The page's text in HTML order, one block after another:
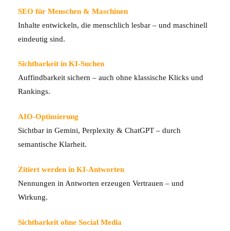
SEO für Menschen & Maschinen
Inhalte entwickeln, die menschlich lesbar – und maschinell
eindeutig sind.
Sichtbarkeit in KI-Suchen
Auffindbarkeit sichern – auch ohne klassische Klicks und
Rankings.
AIO-Optimierung
Sichtbar in Gemini, Perplexity & ChatGPT – durch
semantische Klarheit.
Zitiert werden in KI-Antworten
Nennungen in Antworten erzeugen Vertrauen – und
Wirkung.
Sichtbarkeit ohne Social Media